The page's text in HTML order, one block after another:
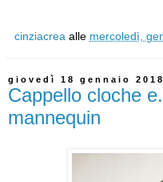
cinziacrea alle mercoledì,
giovedì 18 gennaio 2018
Cappello cloche
mannequin